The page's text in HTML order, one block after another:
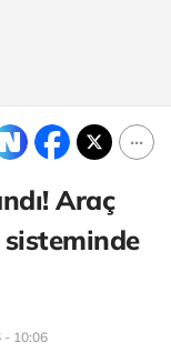
Araç
- 10:06